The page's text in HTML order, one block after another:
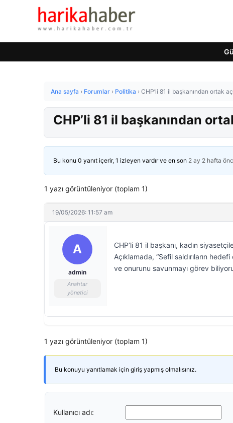
Ana sayfa › Forumlar › Politika › CHP’li 81 il başkanından ortak
CHP’li 81 il başkanından
Bu konu 0 yanıt içerir, 1 izleyen vardır ve en son 2 ay 2 hafta
1 yazı görüntüleniyor (toplam 1)
19/05/2026: 11:57 am
A
admin
Anahtar
yönetici
CHP’li 81 il başkanı, kadın
Açıklamada, “Sefil saldırıların
ve onurunu savunmayı görev
1 yazı görüntüleniyor (toplam 1)
Bu konuyu yanıtlamak için giriş yapmış olmalısınız.
Kullanıcı adı: